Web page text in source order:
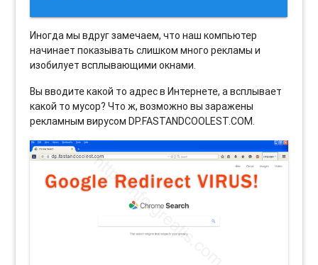
Иногда мы вдруг замечаем, что наш компьютер
начинает показывать слишком много рекламы и
изобилует всплывающими окнами.
Вы вводите какой то адрес в Интернете, а всплывает
какой то мусор? Что ж, возможно вы заражены
рекламным вирусом DP.FASTANDCOOLEST.COM.